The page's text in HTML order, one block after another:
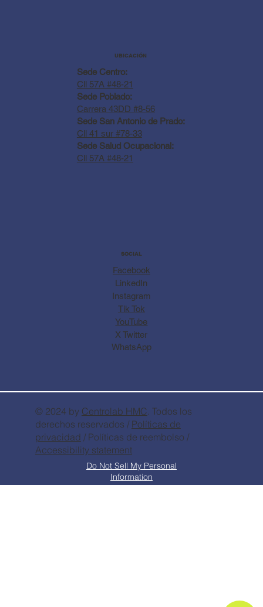
UBICACIÓN
Sede Centro:
Cll 57A #48-21
Sede Poblado:
Carrera 43DD #8-56
Sede San Antonio de Prado:
Cll 41 sur #78-33
Sede Salud Ocupacional:
Cll 57A #48-21
SOCIAL
Facebook
Instagram
LinkedIn
Tik Tok
YouTube
X Twitter
WhatsApp
Do Not Sell My Personal
Information
© 2024 by Centrolab HMC . Todos los
derechos reservados / Políticas de
privacidad / Políticas de reembolso /
Accessibility statement